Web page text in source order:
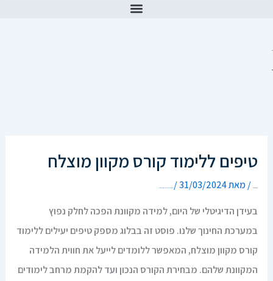
טיפים ללימוד קורס מקוון מוצלח
כתיבת תגובה / מאת DanielDigitalCourseAcademy/31/03/2024
בעידן הדיגיטלי של היום, למידה מקוונת הפכה לחלק נפוץ
במערכת החינוך שלנו. פוסט זה בבלוג מספק טיפים יעילים ללימוד
קורס מקוון מוצלח, המאפשר ללומדים לייעל את חווית הלמידה
המקוונת שלהם. מבחירת הקורס הנכון ועד להקמת מרחב לימודים